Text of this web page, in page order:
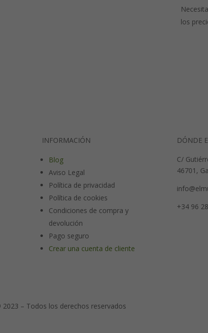
los
INFORMACIÓN
Blog
Aviso Legal
Política de privacidad
Política de cookies
Condiciones de compra y
devolución
Pago seguro
Crear una cuenta de cliente
DÓNDE
C/
46701,
+34 96
– Todos los derechos reservados